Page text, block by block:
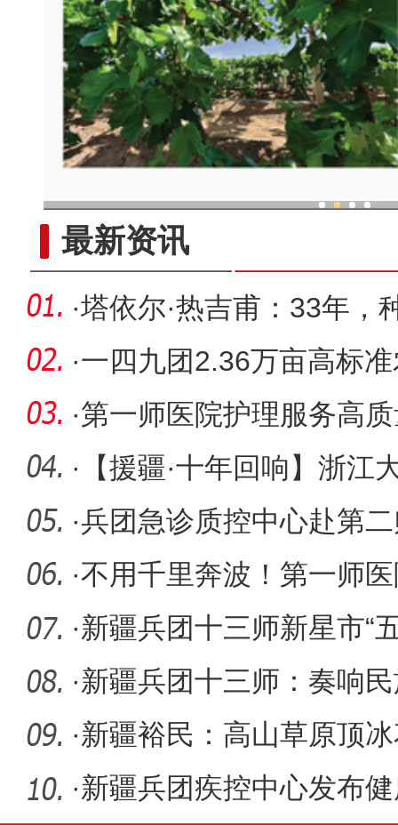
最新资讯
·塔依尔·热吉甫：33年，
·一四九团2.36万亩高标
下“启动键
·第一师医院护理服务高
赛砺技强
·
【援疆·十年回响】浙江
式”援疆
·兵团急诊质控中心赴第
查工作
·不用千里奔波！第一师
检测在家
·新疆兵团十三师新星市“
19.86万
·新疆兵团十三师：奏响民
·新疆裕民：高山草原顶
·新疆兵团疾控中心发布